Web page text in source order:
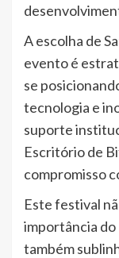
A escolha de
evento é
se
tecnologia e
suporte
Escritório de
compromisso
Este festival
importância do
também